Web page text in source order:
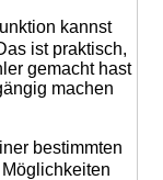
kannst
ist praktisch,
gemacht hast
machen
bestimmten